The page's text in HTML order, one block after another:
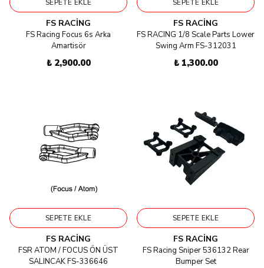
SEPETE EKLE
FS RACING
FS Racing Focus 6s Arka
Amartisör
₺ 2,900.00
SEPETE EKLE
FS RACING
FS RACING 1/8 Scale Parts Lower
Swing Arm FS-312031
₺ 1,300.00
SEPETE EKLE
FS RACING
FSR ATOM / FOCUS ÖN ÜST
SALINCAK FS-336646
SEPETE EKLE
FS RACING
FS Racing Sniper 536132 Rear
Bumper Set